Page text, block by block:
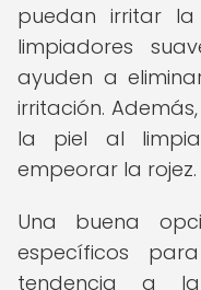
puedan irritar
limpiadores
ayuden a
irritación.
la piel al
empeorar la rojez.
Una buena
específicos
tendencia a